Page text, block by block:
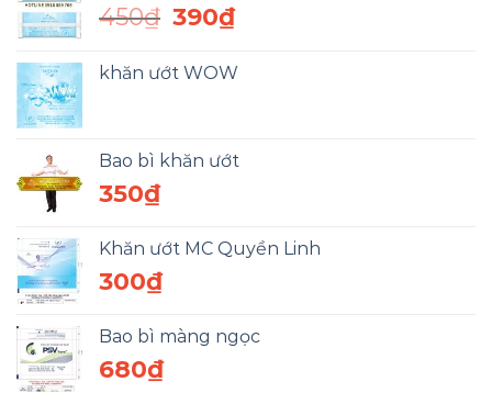
450₫
Giá
450₫.
390₫Giá
hiện
là:
khăn ướt WOW
Bao bì khăn ướt
350₫
Khăn ướt MC Quyền Linh
300₫
Bao bì màng ngọc
680₫